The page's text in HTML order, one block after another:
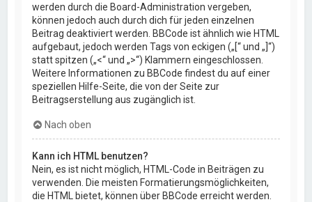
werden durch die Board-Administration vergeben,
können jedoch auch durch dich für jeden einzelnen
Beitrag deaktiviert werden. BBCode ist ähnlich wie HTML
aufgebaut, jedoch werden Tags von eckigen („[“ und „]“)
statt spitzen („<“ und „>“) Klammern eingeschlossen.
Weitere Informationen zu BBCode findest du auf einer
speziellen Hilfe-Seite, die von der Seite zur
Beitragserstellung aus zugänglich ist.
Nach oben
Kann ich HTML benutzen?
Nein, es ist nicht möglich, HTML-Code in Beiträgen zu
verwenden. Die meisten Formatierungsmöglichkeiten,
die HTML bietet, können über BBCode erreicht werden.